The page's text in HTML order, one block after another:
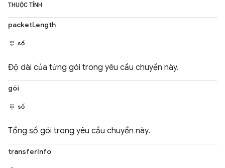
THUỘC TÍNH
packetLength
số
Độ dài của từng gói trong yêu cầu chuyển này.
gói
số
Tổng số gói trong yêu cầu chuyển này.
transferInfo